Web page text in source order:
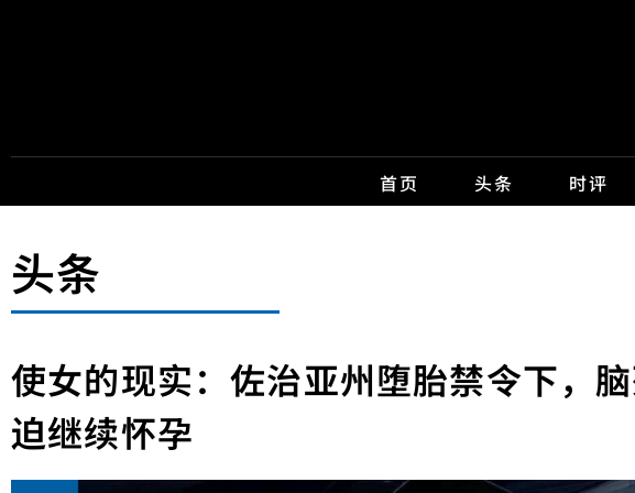
首页 头条 时评
头条
使女的现实：佐治亚州堕胎禁令下，
迫继续怀孕